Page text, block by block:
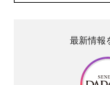
最新情報